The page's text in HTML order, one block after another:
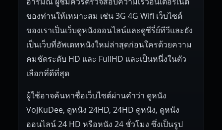
ของท่านให้เหมาะสม เช่น 3G 4G Wifi เว็บไซต์
ของเราเป็นเว็บดูหนังออนไลน์และดูซีรี่ย์ทีวีและยัง
เป็นเว็บที่อัพเดทหนังใหม่ล่าสุดก่อนใครด้วยความ
คมชัดระดับ HD และ FullHD และเป็นหนึ่งในตัว
เลือกที่ดีที่สุด
ผู้ใช้อาจค้นหาชื่อเว็บไซต์ผ่านคำว่า ดูหนัง
VoJKuDee, ดูหนัง 24HD, 24HD ดูหนัง, ดูหนัง
ออนไลน์ 24 HD หรือหนัง 24 ชั่วโมง ซึ่งเป็นรูป